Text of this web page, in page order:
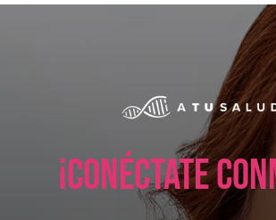
¡Conéctate